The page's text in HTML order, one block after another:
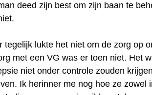
deed zijn best om zijn baan te
tegelijk lukte het niet om de zorg op
met een VG was er toen niet. Het
niet onder controle zouden
Ik herinner me nog hoe ze zowel